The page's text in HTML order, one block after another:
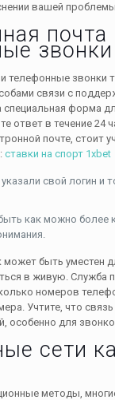
вашей
почта
звонки
телефонные звонки
связи с
специальная форма
ответ в течение 24
почте, стоит
ставки на спорт 1xbet
свой логин и
как можно более
быть уместен
в живую. Служба
номеров
Учтите, что
особенно для
сети
методы,